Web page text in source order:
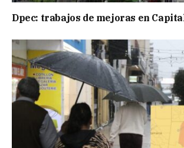
Dpec: trabajos de mejoras en